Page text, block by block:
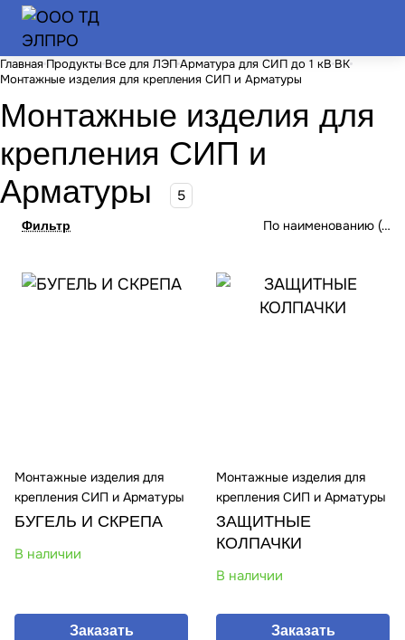
Главная Продукты Все для ЛЭПАрматура для СИП до 1 кВ ВК
Монтажные изделия для крепления СИП и Арматуры
Монтажные изделия для
крепления СИП и
Арматуры
5
Фильтр По наименованию (А-
Монтажные изделия для
крепления СИП и Арматуры
БУГЕЛЬ И СКРЕПА
В наличии
Заказать
Монтажные изделия для
крепления СИП и Арматуры
ЗАЩИТНЫЕ
КОЛПАЧКИ
В наличии
Заказать